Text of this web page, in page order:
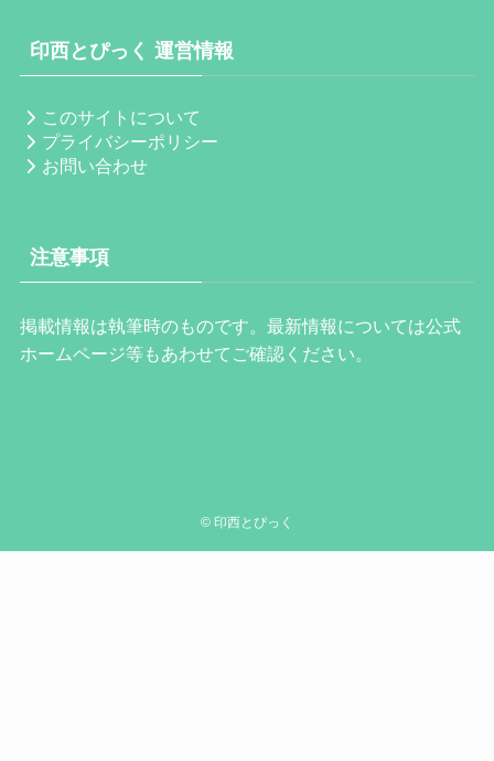
印西とぴっく 運営情報
このサイトについて
プライバシーポリシー
お問い合わせ
注意事項
掲載情報は執筆時のものです。最新情報については公式
ホームページ等もあわせてご確認ください。
© 印西とぴっく